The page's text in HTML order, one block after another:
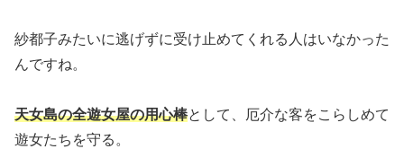
紗都子みたいに逃げずに受け止めてくれる人はいなかった
んですね。
天女島の全遊女屋の用心棒として、厄介な客をこらしめて
遊女たちを守る。